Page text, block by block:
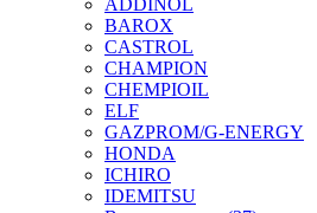
ADDINOL
BAROX
CASTROL
CHAMPION
CHEMPIOIL
ELF
GAZPROM/G-ENERGY
HONDA
ICHIRO
IDEMITSU